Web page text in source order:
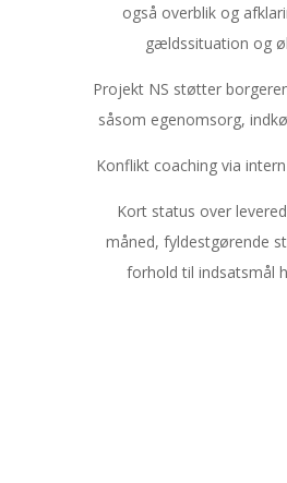
også overblik og
gældssituation og
Projekt NS støtter
såsom egenomsorg,
Konflikt coaching via
Kort status over
måned, fyldestgørende
forhold til indsatsmål